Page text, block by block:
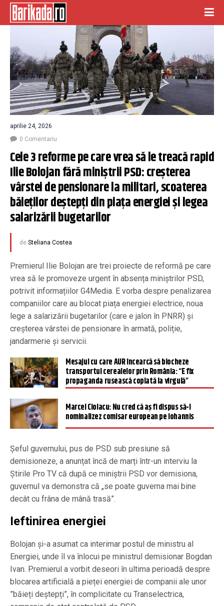
aprilie 24, 2026
0 Comentariu
Cele 3 reforme pe care vrea să le treacă rapid
Ilie Bolojan fără miniștrii PSD: creșterea
vârstei de pensionare la militari, scoaterea
băieților deștepți din piața energiei și legea
salarizării bugetarilor
de Steliana Costea
Premierul Ilie Bolojan are trei proiecte de reformă pe care
vrea să le promoveze urgent în absența miniștrilor PSD,
potrivit informațiilor G4Media. E vorba despre penalizarea
companiilor care au blocat piața energiei electrice, noua
lege a salarizării bugetarilor (care e jalon în PNRR) și
creșterea vârstei de pensionare în armată, poliție,
jandarmerie și servicii.
Mesajul cu care AUR încearcă să blocheze
transportul cerealelor prin România: “E fix
propaganda rusească copiată la virgulă”
Marcel Ciolacu: Nu cred că aş fi dispus să-l
nominalizez comisar european pe Iohannis
Șeful guvernului, pus de PSD sub presiune să
demisioneze, a anunțat încă de marți într-un interviu la
Știrile Pro TV că după ce miniștrii PSD vor demisiona,
guvernul va demonstra că „se poate guverna mai bine
decât cu frâna de mână trasă”.
Ieftinirea energiei
Bolojan și-a asumat ca interimar postul de ministru al
Energiei, unde îl va înlocui pe ministrul demisionar Bogdan
Ivan. Premierul a vorbit deseori în ultima perioadă despre
blocarea artificială a pieței energiei de companii ale unor
”băieți deștepți”, în complicitate cu Transelectrica,